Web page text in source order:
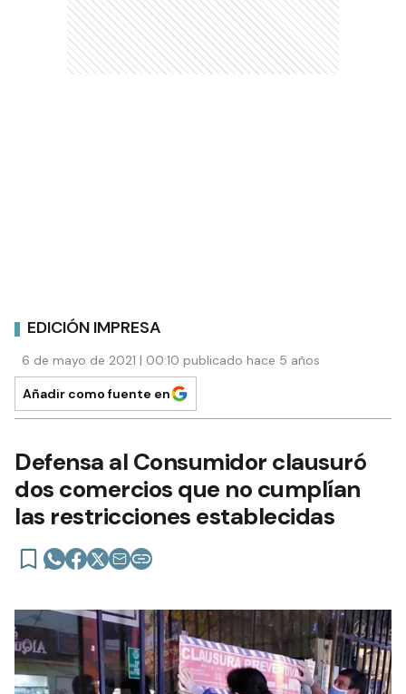
EDICIÓN IMPRESA
6 de mayo de 2021 | 00:10 publicado hace 5 años
Añadir como fuente en
Defensa al Consumidor clausuró
dos comercios que no cumplían
las restricciones establecidas